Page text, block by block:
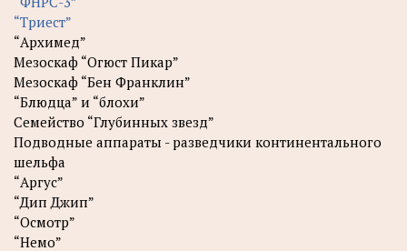
“Триест”
“Архимед”
Мезоскаф “Огюст Пикар”
Мезоскаф “Бен Франклин”
“Блюдца” и “блохи”
Семейство “Глубинных звезд”
Подводные аппараты - разведчики континентального
шельфа
“Аргус”
“Дип Джип”
“Осмотр”
“Немо”